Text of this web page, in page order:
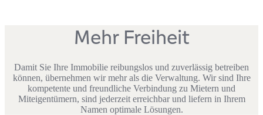
Mehr Freiheit
Damit Sie Ihre Immobilie reibungslos und zuverlässig betreiben
können, übernehmen wir mehr als die Verwaltung. Wir sind Ihre
kompetente und freundliche Verbindung zu Mietern und
Miteigentümern, sind jederzeit erreichbar und liefern in Ihrem
Namen optimale Lösungen.